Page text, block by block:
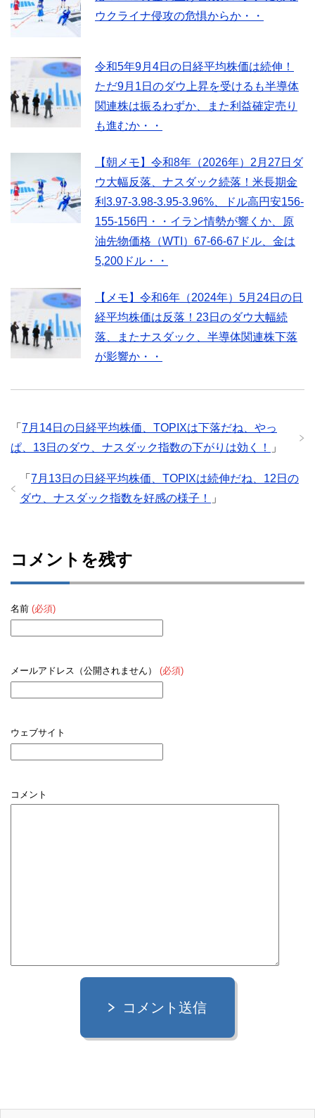
ウクライナ侵攻の危惧からか・・
令和5年9月4日の日経平均株価は続伸！
ただ9月1日のダウ上昇を受けるも半導体
関連株は振るわずか、また利益確定売り
も進むか・・
【朝メモ】令和8年（2026年）2月27日ダ
ウ大幅反落、ナスダック続落！米長期金
利3.97-3.98-3.95-3.96%、ドル高円安156-
155-156円・・イラン情勢が響くか、原
油先物価格（WTI）67-66-67ドル、金は
5,200ドル・・
【メモ】令和6年（2024年）5月24日の日
経平均株価は反落！23日のダウ大幅続
落、またナスダック、半導体関連株下落
が影響か・・
「 7月14日の日経平均株価、TOPIXは下落だね、やっ
ぱ、13日のダウ、ナスダック指数の下がりは効く！
」
「 7月13日の日経平均株価、TOPIXは続伸だね、12日の
ダウ、ナスダック指数を好感の様子！
」
コメントを残す
名前 (必須)
メールアドレス（公開されません） (必須)
ウェブサイト
コメント
コメント送信